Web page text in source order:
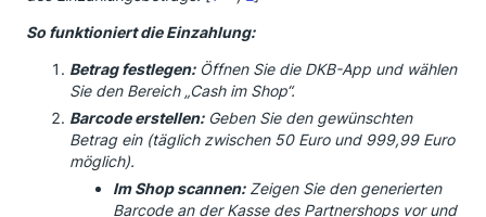
So funktioniert die Einzahlung:
Betrag festlegen:Öffnen Sie die DKB-App und wählen
Sie den Bereich „Cash im Shop“.
Barcode erstellen:Geben Sie den gewünschten
Betrag ein (täglich zwischen 50 Euro und 999,99 Euro
möglich).
Im Shop scannen:Zeigen Sie den generierten
Barcode an der Kasse des Partnershops vor und